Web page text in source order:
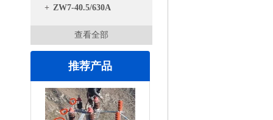
+ ZW7-40.5/630A
查看全部
推荐产品